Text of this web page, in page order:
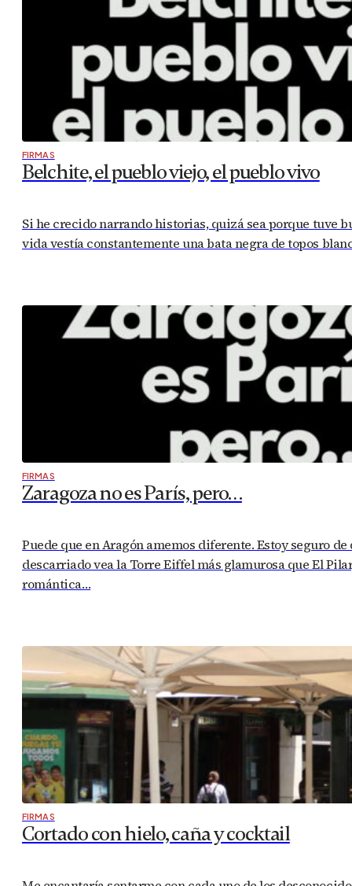
FIRMAS
Belchite, el pueblo viejo, el pueblo vivo
Si he crecido narrando historias, quizá sea porque tuve
vida vestía constantemente una bata negra de topos
FIRMAS
Zaragoza no es París, pero…
Puede que en Aragón amemos diferente. Estoy seguro
descarriado vea la Torre Eiffel más glamurosa que El
romántica…
FIRMAS
Cortado con hielo, caña y cocktail